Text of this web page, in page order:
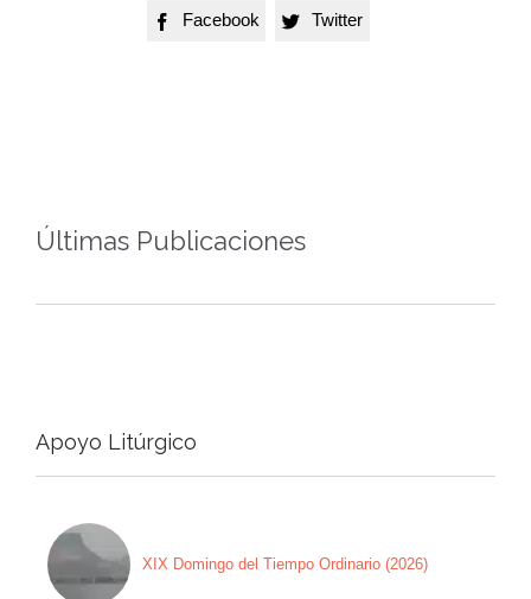
 Facebook  Twitter
Últimas Publicaciones
Apoyo Litúrgico
XIX Domingo del Tiempo Ordinario (2026)